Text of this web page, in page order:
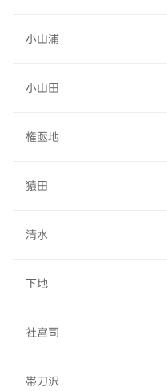
小山浦
小山田
権亟地
猿田
清水
下地
社宮司
帯刀沢